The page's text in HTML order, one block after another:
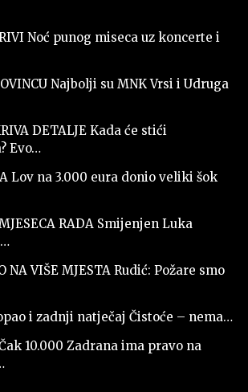
RIVI Noć punog miseca uz koncerte i
Najbolji su MNK Vrsi i Udruga
DETALJE Kada će stići
Evo…
Lov na 3.000 eura donio veliki šok
RADA Smijenjen Luka
NA VIŠE MJESTA Rudić: Požare smo
i zadnji natječaj Čistoće – nema…
Čak 10.000 Zadrana ima pravo na